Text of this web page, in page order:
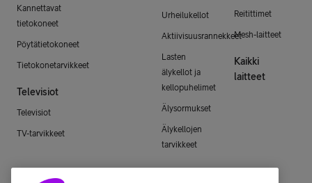
Kannettavat
tietokoneet
Pöytätietokoneet
Tietokonetarvikkeet
Televisiot
Televisiot
TV-tarvikkeet
Urheilukellot
Aktiivisuusrannekkeet
Lasten
älykellot ja
kellopuhelimet
Älysormukset
Älykellojen
tarvikkeet
Reitittimet
Mesh-laitteet
Kaikki
laitteet